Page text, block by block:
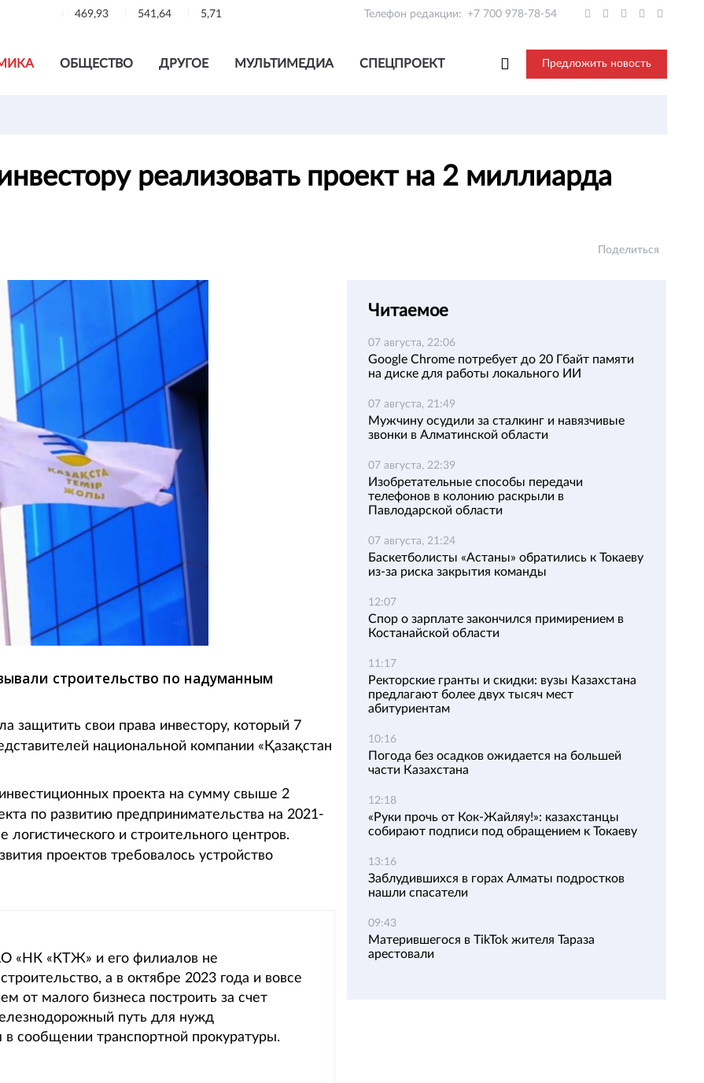
469,93 541,64 5,71 Телефон редакции: +7 700 978-78-54
ОБЩЕСТВО ДРУГОЕ МУЛЬТИМЕДИА СПЕЦПРОЕКТ Предложить новость
реализовать проект на 2 миллиарда
Поделиться
строительство по надуманным
защитить свои права инвестору, который 7
национальной компании «Қазақстан
проекта на сумму свыше 2
по развитию предпринимательства на 2021-
и строительного центров.
проектов требовалось устройство
«НК «КТЖ» и его филиалов не
а в октябре 2023 года и вовсе
от малого бизнеса построить за счет
путь для нужд
в сообщении транспортной прокуратуры.
Читаемое
07 августа, 22:06
Google Chrome потребует до 20 Гбайт памяти
на диске для работы локального ИИ
07 августа, 21:49
Мужчину осудили за сталкинг и навязчивые
звонки в Алматинской области
07 августа, 22:39
Изобретательные способы передачи
телефонов в колонию раскрыли в
Павлодарской области
07 августа, 21:24
Баскетболисты «Астаны» обратились к Токаеву
из-за риска закрытия команды
12:07
Спор о зарплате закончился примирением в
Костанайской области
11:17
Ректорские гранты и скидки: вузы Казахстана
предлагают более двух тысяч мест
абитуриентам
10:16
Погода без осадков ожидается на большей
части Казахстана
12:18
«Руки прочь от Кок-Жайляу!»: казахстанцы
собирают подписи под обращением к Токаеву
13:16
Заблудившихся в горах Алматы подростков
нашли спасатели
09:43
Матерившегося в TikTok жителя Тараза
арестовали